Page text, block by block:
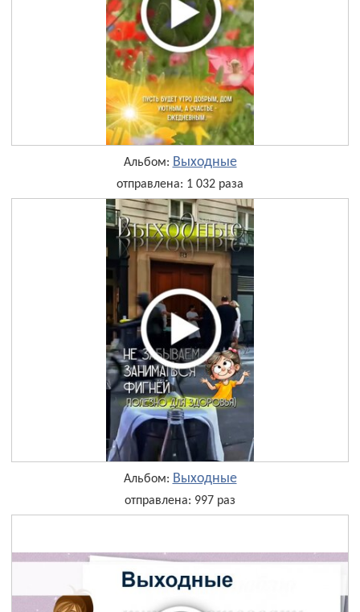
Альбом: Выходные
отправлена: 1 032 раза
Альбом: Выходные
отправлена: 997 раз